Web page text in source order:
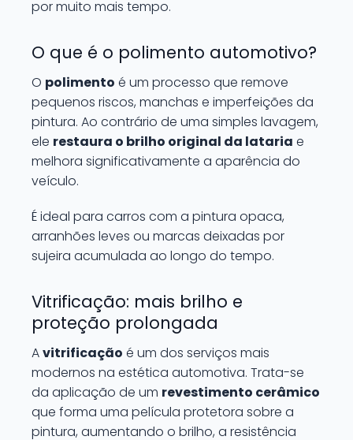
por muito mais tempo.
O que é o polimento automotivo?
O polimento é um processo que remove
pequenos riscos, manchas e imperfeições da
pintura. Ao contrário de uma simples lavagem,
ele restaura o brilho original da lataria e
melhora significativamente a aparência do
veículo.
É ideal para carros com a pintura opaca,
arranhões leves ou marcas deixadas por
sujeira acumulada ao longo do tempo.
Vitrificação: mais brilho e
proteção prolongada
Avitrificação é um dos serviços mais
modernos na estética automotiva. Trata-se
da aplicação de um revestimento cerâmico
que forma uma película protetora sobre a
pintura, aumentando o brilho, a resistência